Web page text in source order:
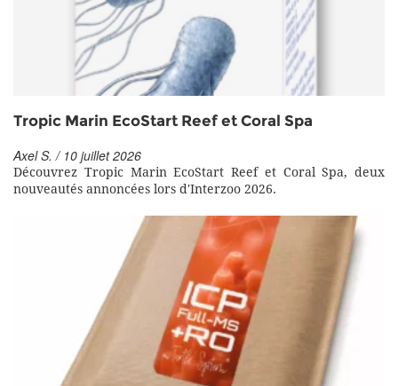
Tropic Marin EcoStart Reef et Coral Spa
Axel S. / 10 juillet 2026
Découvrez Tropic Marin EcoStart Reef et Coral Spa, deux
nouveautés annoncées lors d'Interzoo 2026.